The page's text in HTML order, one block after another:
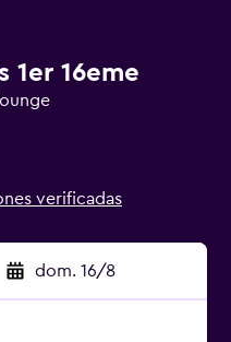
1er 16eme
verificadas
dom. 16/8